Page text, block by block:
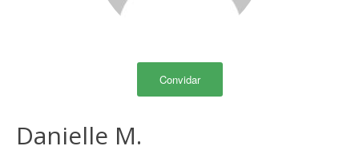
Convidar
Danielle M.